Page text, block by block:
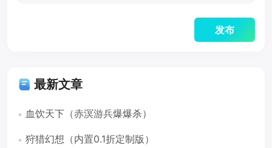
最新文章
血饮天下（赤溟游兵爆爆杀）
狩猎幻想（内置0.1折定制版）